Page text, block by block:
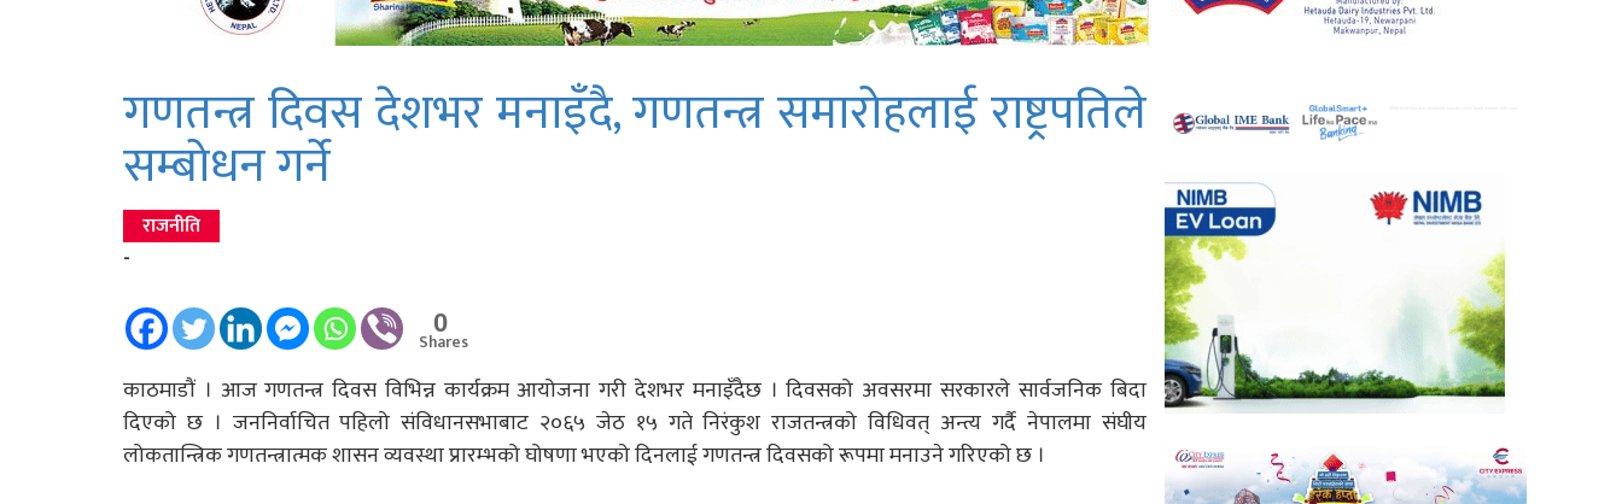
गणतन्त्र दिवस देशभर मनाइँदै, गणतन्त्र समारोहलाई राष्ट्रपतिले
सम्बोधन गर्ने
राजनीति
-
0
Shares
काठमाडौं । आज गणतन्त्र दिवस विभिन्न कार्यक्रम आयोजना गरी देशभर मनाइँदैछ । दिवसको अवसरमा सरकारले सार्वजनिक बिदा
दिएको छ । जननिर्वाचित पहिलो संविधानसभाबाट २०६५ जेठ १५ गते निरंकुश राजतन्त्रको विधिवत् अन्त्य गर्दै नेपालमा संघीय
लोकतान्त्रिक गणतन्त्रात्मक शासन व्यवस्था प्रारम्भको घोषणा भएको दिनलाई गणतन्त्र दिवसको रूपमा मनाउने गरिएको छ ।